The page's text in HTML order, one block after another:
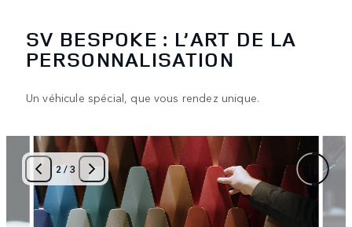
SV BESPOKE : L’ART DE LA
PERSONNALISATION
Un véhicule spécial, que vous rendez unique.
2/3